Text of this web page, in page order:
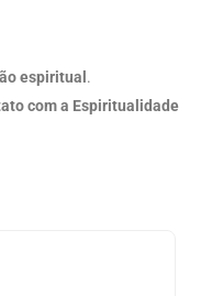
espiritual .
com a Espiritualidade